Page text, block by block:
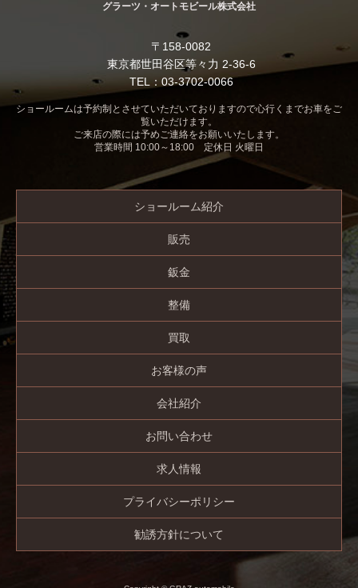
グラーツ・オートモビール株式会社
〒158-0082
東京都世田谷区等々力 2-36-6
TEL：03-3702-0066
ショールームは予約制とさせていただいておりますので心行くまでお車をご
覧いただけます。
ご来店の際には予めご連絡をお願いいたします。
営業時間 10:00～18:00 定休日 火曜日
ショールーム紹介
販売
鈑金
整備
買取
お客様の声
会社紹介
お問い合わせ
求人情報
プライバシーポリシー
勧誘方針について